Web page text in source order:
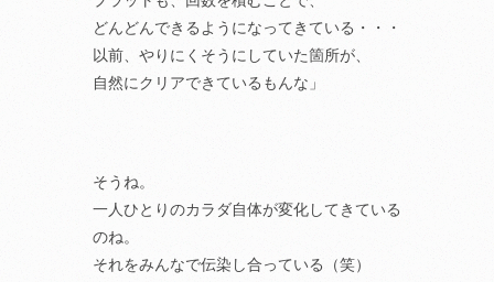
どんどんできるようになってきている・・・
以前、やりにくそうにしていた箇所が、
自然にクリアできているもんな」
そうね。
一人ひとりのカラダ自体が変化してきている
のね。
それをみんなで伝染し合っている（笑）